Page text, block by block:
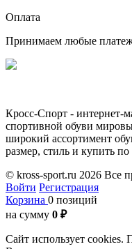
Оплата
Принимаем любые
Кросс-Спорт - интернет-
спортивной обуви
широкий ассортимент
размер, стиль и купить
© kross-sport.ru 2026 Все
Войти Регистрация
Корзина 0 позиций
на сумму 0 ₽
Сайт использует cookies.